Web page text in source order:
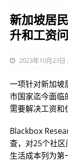
新加坡居
升和工资
2023年10月23日
一项针对新加坡
市国家迄今面临
需要解决工资和
Blackbox
查，对25个社
生活成本列为第